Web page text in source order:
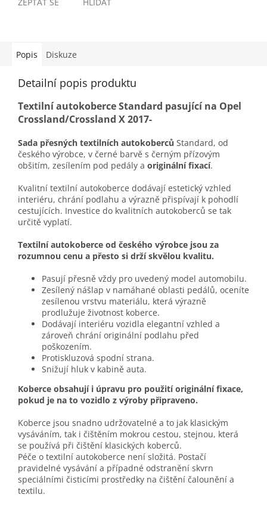
Popis Diskuze
Detailní popis produktu
Textilní autokoberce Standard pasující na Opel
Crossland/Crossland X 2017-
Sada přesných textilních autokoberců Standard, od
českého výrobce, v černé barvě s černým přízovým
obšitím, zesílením pod pedály a originální fixací.
Kvalitní textilní autokoberce dodávají estetický vzhled
interiéru, chrání podlahu a výrazně přispívají k pohodlí
cestujících. Investice do kvalitních autokoberců se tak
určitě vyplatí.
Textilní autokoberce od českého výrobce jsou za
rozumnou cenu a přesto si drží skvělou kvalitu.
Pasují přesně vždy pro uvedený model automobilu.
Zesílený nášlap v namáhané oblasti pedálů, oceníte
zesílenou vrstvu materiálu, která výrazně
prodlužuje životnost koberce.
Dodávají interiéru vozidla elegantní vzhled a
zároveň chrání originální podlahu před
poškozením.
Protiskluzová spodní strana.
Snižují hluk v kabině auta.
Koberce obsahují i úpravu pro použití originální fixace,
pokud je na to vozidlo z výroby připraveno.
Koberce jsou snadno udržovatelné a to jak klasickým
vysáváním, tak i čištěním mokrou cestou, stejnou, která
se používá při čištění klasických koberců.
Péče o textilní autokoberce není složitá. Postačí
pravidelné vysávání a případné odstranění skvrn
speciálními čisticími prostředky na čištění čalounění a
textilu.